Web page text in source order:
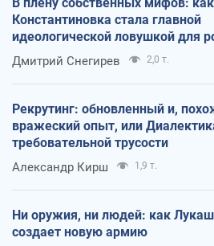
Константиновка стала главной
идеологической ловушкой для
оккупантов
Дмитрий Снегирев 2,0 т.
Рекрутинг: обновленный и,
вражеский опыт, или
требовательной трусости
Александр Кирш 1,9 т.
Ни оружия, ни людей: как
создает новую армию